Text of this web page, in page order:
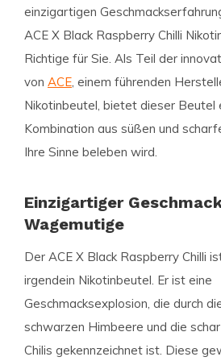
einzigartigen
ACE X Black Raspberry Chilli
Richtige für Sie. Als Teil der
von ACE, einem führenden
Nikotinbeutel, bietet dieser Beutel
Kombination aus süßen und
Ihre Sinne beleben wird.
Einzigartiger
Wagemutige
Der ACE X Black Raspberry Chilli
irgendein Nikotinbeutel. Er ist eine
Geschmacksexplosion, die durch
schwarzen Himbeere und die
Chilis gekennzeichnet ist. Diese